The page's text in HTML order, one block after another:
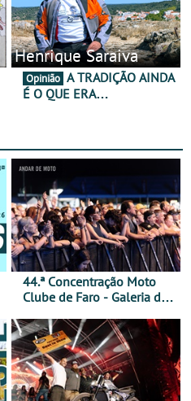
Henrique Saraiva
Opinião
É O QUE ERA…
44.ª Concentração Moto
Clube de Faro - Galeria de